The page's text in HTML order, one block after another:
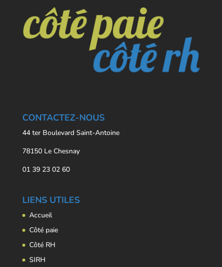
CONTACTEZ-NOUS
44 ter Boulevard Saint-Antoine
78150 Le Chesnay
01 39 23 02 60
LIENS UTILES
Accueil
Côté paie
Côté RH
SIRH